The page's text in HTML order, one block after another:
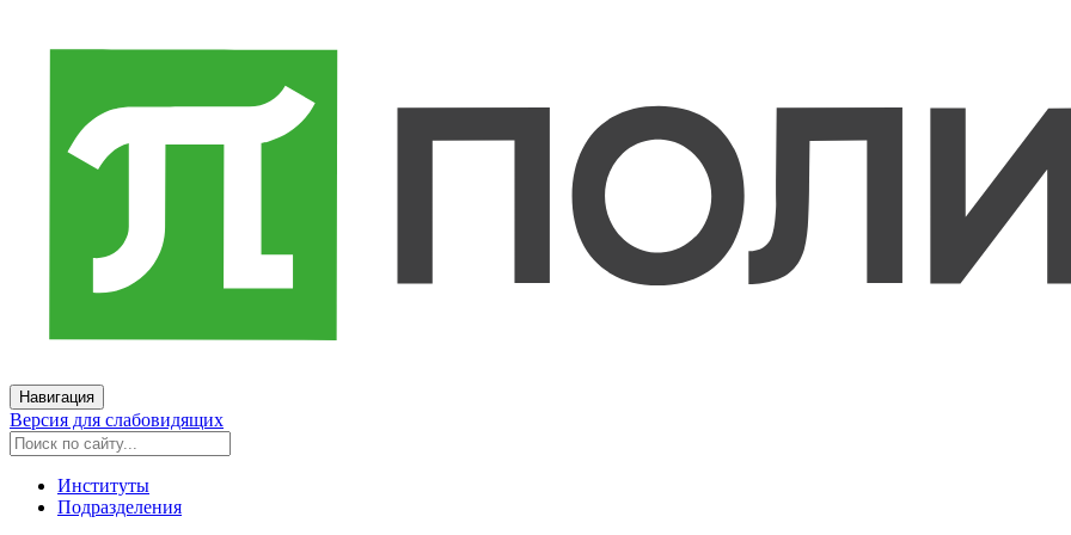
Навигация
Версия для слабовидящих
Институты
Подразделения